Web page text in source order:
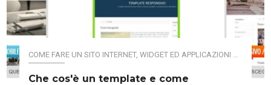
COME FARE UN SITO INTERNET,WIDGET ED APPLICAZIONI PER IL TUO SITO WEB
Che cos'è un template e come